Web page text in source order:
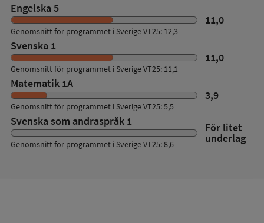
prov
Engelska 5
11,0
Genomsnitt för programmet i Sverige VT25: 12,3
Svenska 1
11,0
Genomsnitt för programmet i Sverige VT25: 11,1
Matematik 1A
3,9
Genomsnitt för programmet i Sverige VT25: 5,5
Svenska som andraspråk 1 För litet
underlag
Genomsnitt för programmet i Sverige VT25: 8,6